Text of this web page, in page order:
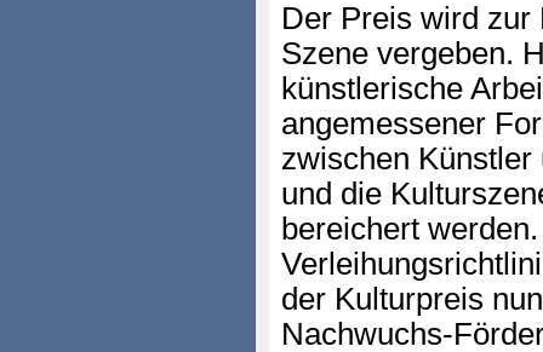
Der Preis wird zur
Szene vergeben.
künstlerische
angemessener
zwischen
und die
bereichert
der Kulturpreis
Nachwuchs-